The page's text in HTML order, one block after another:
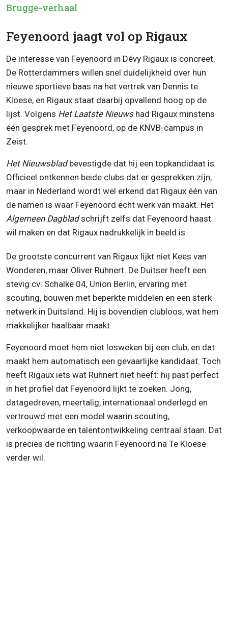
Brugge-verhaal
Feyenoord jaagt vol op Rigaux
De interesse van Feyenoord in Dévy Rigaux is concreet.
De Rotterdammers willen snel duidelijkheid over hun
nieuwe sportieve baas na het vertrek van Dennis te
Kloese, en Rigaux staat daarbij opvallend hoog op de
lijst. Volgens Het Laatste Nieuwshad Rigaux minstens
één gesprek met Feyenoord, op de KNVB-campus in
Zeist.
Het Nieuwsbladbevestigde dat hij een topkandidaat is.
Officieel ontkennen beide clubs dat er gesprekken zijn,
maar in Nederland wordt wel erkend dat Rigaux één van
de namen is waar Feyenoord echt werk van maakt. Het
Algemeen Dagbladschrijft zelfs dat Feyenoord haast
wil maken en dat Rigaux nadrukkelijk in beeld is.
De grootste concurrent van Rigaux lijkt niet Kees van
Wonderen, maar Oliver Ruhnert. De Duitser heeft een
stevig cv: Schalke 04, Union Berlin, ervaring met
scouting, bouwen met beperkte middelen en een sterk
netwerk in Duitsland. Hij is bovendien clubloos, wat hem
makkelijker haalbaar maakt.
Feyenoord moet hem niet losweken bij een club, en dat
maakt hem automatisch een gevaarlijke kandidaat. Toch
heeft Rigaux iets wat Ruhnert niet heeft: hij past perfect
in het profiel dat Feyenoord lijkt te zoeken. Jong,
datagedreven, meertalig, internationaal onderlegd en
vertrouwd met een model waarin scouting,
verkoopwaarde en talentontwikkeling centraal staan. Dat
is precies de richting waarin Feyenoord na Te Kloese
verder wil.